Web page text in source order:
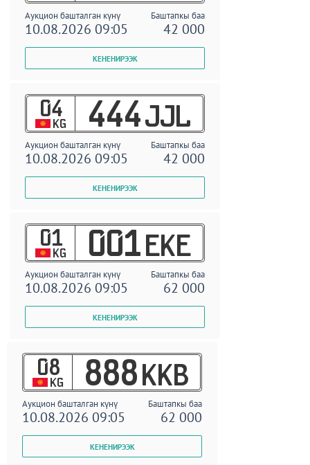
Аукцион башталган күнү Баштапкы баа
10.08.2026 09:05 42 000
04
KG 444 JJL
Аукцион башталган күнү Баштапкы баа
10.08.2026 09:05 42 000
01
KG 001 EKE
Аукцион башталган күнү Баштапкы баа
10.08.2026 09:05 62 000
08
KG 888 KKB
Аукцион башталган күнү Баштапкы баа
10.08.2026 09:05 62 000